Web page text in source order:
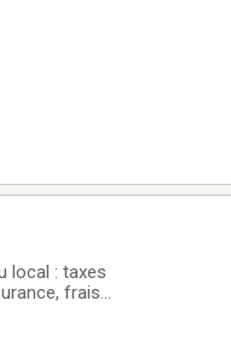
local : taxes
frais